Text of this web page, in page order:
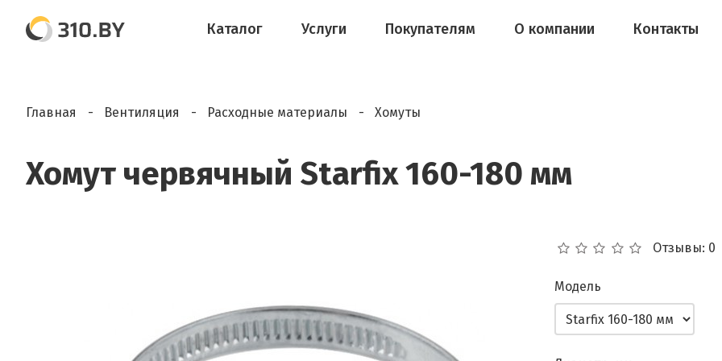
Каталог Услуги Покупателям О компании Контакты
Главная Вентиляция Расходные материалы Хомуты
Хомут червячный Starfix 160-180 мм
Отзывы: 0
Модель